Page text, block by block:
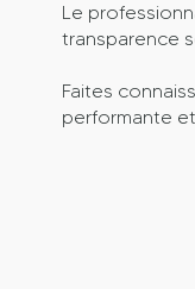
Le
transparence
Faites
performante